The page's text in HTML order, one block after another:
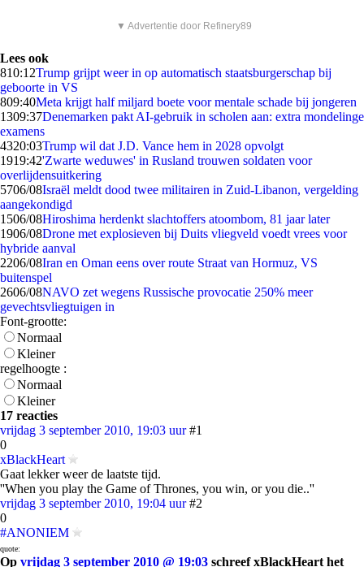
▼ Advertentie door Refinery89
Lees ook
810:12Trump grijpt weer in op automatisch staatsburgerschap bij
geboorte in VS
809:40Meta krijgt half miljard boete voor mentale schade bij jongeren
1309:37Denemarken pakt AI-gebruik in scholen aan: extra mondelinge
examens
4320:03Trump wil dat J.D. Vance hem in 2028 opvolgt
1919:42'Zwarte weduwes' in Rusland trouwen soldaten voor
overlijdensuitkering
5706/08Israël meldt dood twee militairen in Zuid-Libanon, vergelding
aangekondigd
1506/08Hiroshima herdenkt slachtoffers atoombom, 81 jaar later
1906/08Drone met explosieven bij Duits vliegveld voedt vrees voor
hybride aanval
2206/08Iran en Oman eens over route Straat van Hormuz, VS
buitenspel
2606/08NAVO zet wegens Russische provocatie 250% meer
gevechtsvliegtuigen in
Font-grootte:
Normaal
Kleiner
regelhoogte :
Normaal
Kleiner
17 reacties
vrijdag 3 september 2010, 19:03 uur #1
0
xBlackHeart
Gaat lekker weer de laatste tijd.
''When you play the Game of Thrones, you win, or you die..''
vrijdag 3 september 2010, 19:04 uur #2
0
#ANONIEM
quote:
Op vrijdag 3 september 2010 @ 19:03 schreef xBlackHeart het